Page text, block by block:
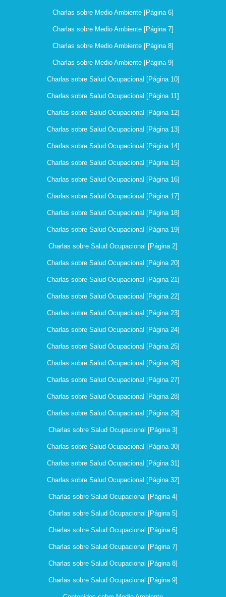
Charlas sobre Medio Ambiente [Página 6]
Charlas sobre Medio Ambiente [Página 7]
Charlas sobre Medio Ambiente [Página 8]
Charlas sobre Medio Ambiente [Página 9]
Charlas sobre Salud Ocupacional [Página 10]
Charlas sobre Salud Ocupacional [Página 11]
Charlas sobre Salud Ocupacional [Página 12]
Charlas sobre Salud Ocupacional [Página 13]
Charlas sobre Salud Ocupacional [Página 14]
Charlas sobre Salud Ocupacional [Página 15]
Charlas sobre Salud Ocupacional [Página 16]
Charlas sobre Salud Ocupacional [Página 17]
Charlas sobre Salud Ocupacional [Página 18]
Charlas sobre Salud Ocupacional [Página 19]
Charlas sobre Salud Ocupacional [Página 2]
Charlas sobre Salud Ocupacional [Página 20]
Charlas sobre Salud Ocupacional [Página 21]
Charlas sobre Salud Ocupacional [Página 22]
Charlas sobre Salud Ocupacional [Página 23]
Charlas sobre Salud Ocupacional [Página 24]
Charlas sobre Salud Ocupacional [Página 25]
Charlas sobre Salud Ocupacional [Página 26]
Charlas sobre Salud Ocupacional [Página 27]
Charlas sobre Salud Ocupacional [Página 28]
Charlas sobre Salud Ocupacional [Página 29]
Charlas sobre Salud Ocupacional [Página 3]
Charlas sobre Salud Ocupacional [Página 30]
Charlas sobre Salud Ocupacional [Página 31]
Charlas sobre Salud Ocupacional [Página 32]
Charlas sobre Salud Ocupacional [Página 4]
Charlas sobre Salud Ocupacional [Página 5]
Charlas sobre Salud Ocupacional [Página 6]
Charlas sobre Salud Ocupacional [Página 7]
Charlas sobre Salud Ocupacional [Página 8]
Charlas sobre Salud Ocupacional [Página 9]